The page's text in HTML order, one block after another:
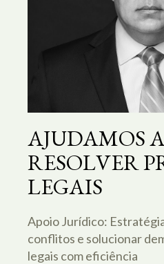
AJUDAMOS
RESOLVER
LEGAIS
Apoio Jurídico:
conflitos e solucionar
legais com eficiência